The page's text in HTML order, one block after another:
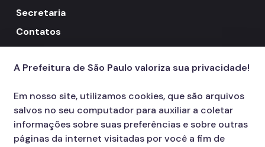
Secretaria
Contatos
156
A Prefeitura de São Paulo valoriza sua privacidade!
Em nosso site, utilizamos cookies, que são arquivos
salvos no seu computador para auxiliar a coletar
informações sobre suas preferências e sobre outras
páginas da internet visitadas por você a fim de